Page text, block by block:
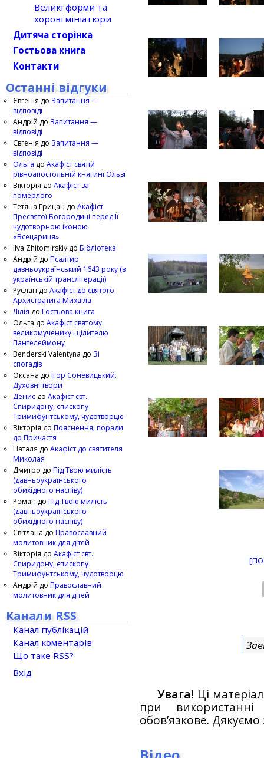
Увага! Ці
при
обов’язкове.
Великі форми та
хорові мініатюри
Дитяча сторінка
Гостьова книга
Контакти
Останні відгуки
Євгенія до Запитання —
відповіді
Андрій до Запитання —
відповіді
Євгенія до Запитання —
відповіді
Ольга до Акафіст святій
рівноапостольній княгині Ользі
Вікторія до Акафіст за
померлого
Тетяна Грицан до Акафіст
Пресвятої Богородиці перед Її
чудотворною іконою
«Всецариця»
Ilya Zhitomirskiy до Бібліотека
Андрій до Псалтир
давньоукраїнський 1643 року (в
українській транслітерації)
Руслан до Акафіст до святого
Архистратига Михаїла
Лілія до Гостьова книга
Ольга до Акафіст святому
великомученику і цілителю
Пантелеймону
Benderski Valentyna до Зі
спогадів
Оксана до Ігор Соневицький.
Духовні твори
Денис до Акафіст свт.
Спиридону, єпископу
Тримифунтському, чудотворцю
Вікторія до Пояснення, поради
до Причастя
Наталя до Акафіст до святителя
Миколая
Дмитро до Під Твою милість
(давньоукраїнського
обихідного наспіву)
Роман до Під Твою милість
(давньоукраїнського
обихідного наспіву)
Світлана до Православний
молитовник для дітей
Вікторія до Акафіст свт.
Спиридону, єпископу
Тримифунтському, чудотворцю
Андрій до Православний
молитовник для дітей
Канали RSS
Канал публікацій
Канал коментарів
Що таке RSS?
Вхід